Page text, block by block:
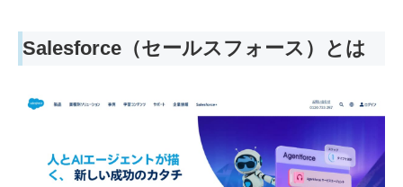
Salesforce（セールスフォース）とは